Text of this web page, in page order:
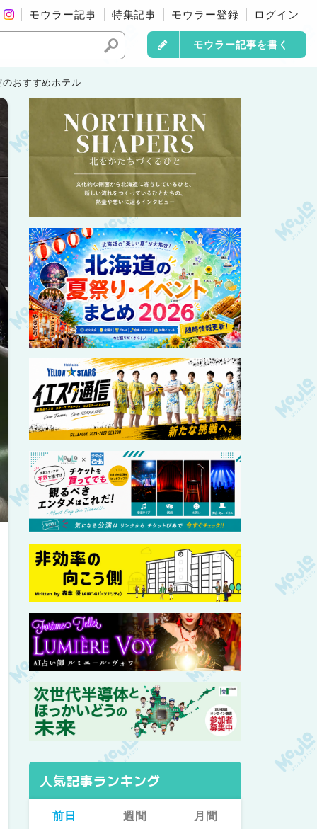
モウラー記事 特集記事 モウラー登録 ログイン
モウラー記事を書く
おすすめホテル
人気記事ランキング
前日 週間 月間